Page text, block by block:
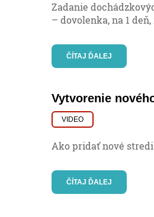
Zadanie
– dovolenka, na 1
ČÍTAJ ĎALEJ
Vytvorenie
VIDEO
Ako pridať nové
ČÍTAJ ĎALEJ